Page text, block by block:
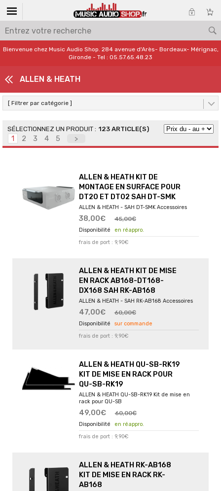
Bienvenue chez Music Audio Shop. 284 avenue d'Arès- Bordeaux- Mérignac,
Gironde - Tel : 05.57.65.48.23
ALLEN & HEATH
[ Filtrer par catégorie ]
123 ARTICLE(S)
1 2 3 4 5 >
ALLEN & HEATH KIT DE
MONTAGE EN SURFACE POUR
DT20 ET DT02 SAH DT-SMK
ALLEN & HEATH - SAH DT-SMK Accessoires
38,00€ 45,00€
en réappro.
frais de port : 9,90€
ALLEN & HEATH KIT DE MISE
EN RACK AB168-DT168-
DX168 SAH RK-AB168
ALLEN & HEATH - SAH RK-AB168 Accessoires
47,00€ 60,00€
sur commande
frais de port : 9,90€
ALLEN & HEATH QU-SB-RK19
KIT DE MISE EN RACK POUR
QU-SB-RK19
ALLEN & HEATH QU-SB-RK19 Kit de mise en
rack pour QU-SB
49,00€ 60,00€
en réappro.
frais de port : 9,90€
ALLEN & HEATH RK-AB168
KIT DE MISE EN RACK RK-
AB168